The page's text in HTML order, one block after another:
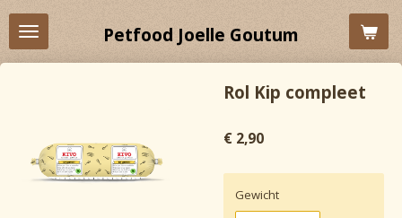
Ga
direct
Petfood Joelle Goutum
Rol Kip compleet
€ 2,90
Gewicht